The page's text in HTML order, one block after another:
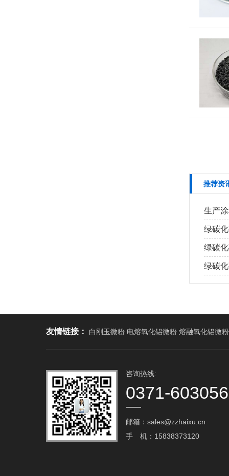
推荐资
生产
绿碳
绿碳
绿碳
友情链接： 白刚玉微粉 电熔氧化铝微粉 熔融氧化铝微粉
咨询热线:
0371-
邮箱：sales@zzhaixu.cn
手 机：15838373120